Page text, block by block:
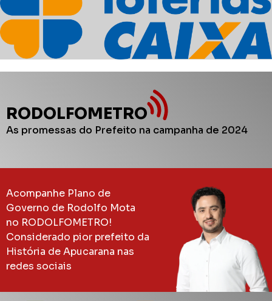
RODOLFOMETRO
As promessas do Prefeito na campanha de 2024
Acompanhe Plano de
Governo de Rodolfo Mota
no RODOLFOMETRO!
Considerado pior prefeito da
História de Apucarana nas
redes sociais